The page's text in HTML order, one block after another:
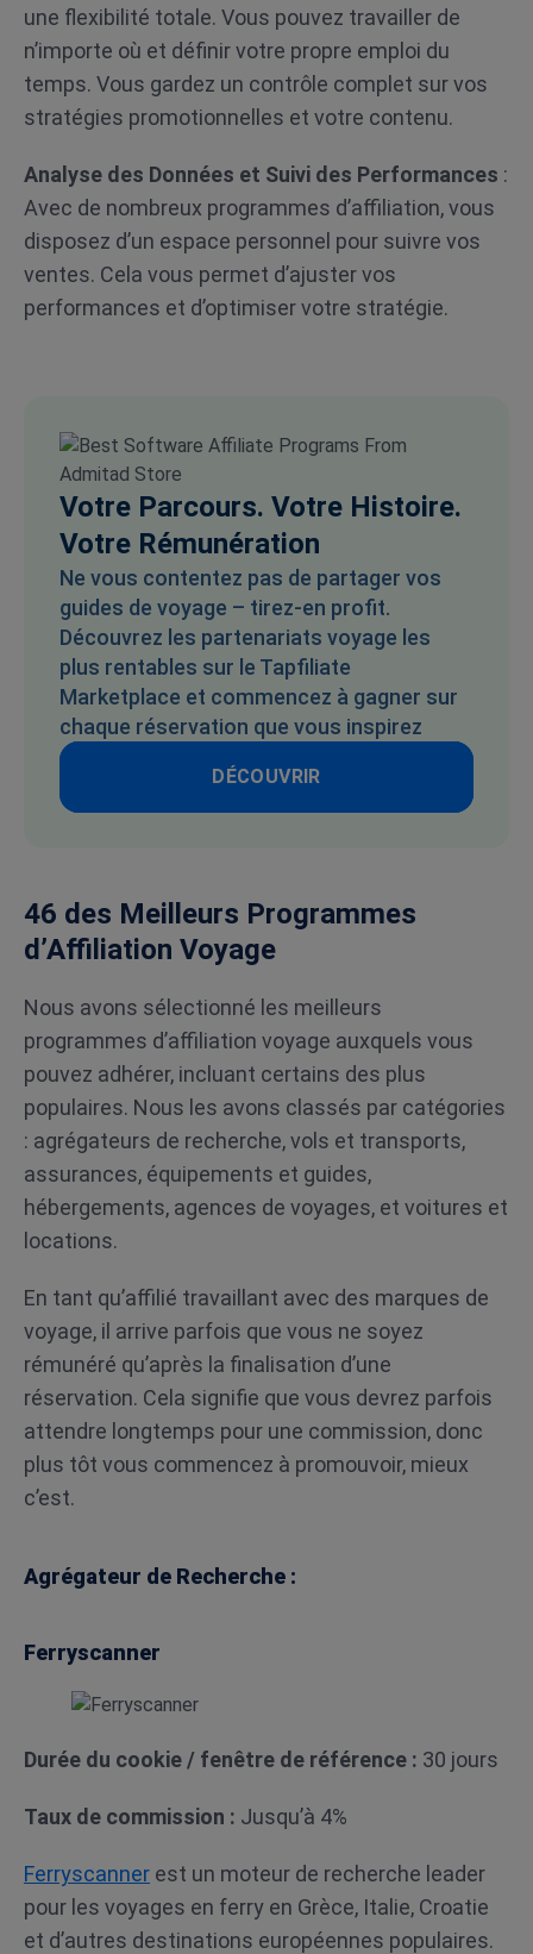
une flexibilité totale. Vous pouvez travailler de
n’importe où et définir votre propre emploi du
temps. Vous gardez un contrôle complet sur vos
stratégies promotionnelles et votre contenu.
Analyse des Données et Suivi des Performances :
Avec de nombreux programmes d’affiliation, vous
disposez d’un espace personnel pour suivre vos
ventes. Cela vous permet d’ajuster vos
performances et d’optimiser votre stratégie.
Votre Parcours. Votre Histoire.
Votre Rémunération
Ne vous contentez pas de partager vos
guides de voyage – tirez-en profit.
Découvrez les partenariats voyage les
plus rentables sur le Tapfiliate
Marketplace et commencez à gagner sur
chaque réservation que vous inspirez
DÉCOUVRIR
46 des Meilleurs Programmes
d’Affiliation Voyage
Nous avons sélectionné les meilleurs
programmes d’affiliation voyage auxquels vous
pouvez adhérer, incluant certains des plus
populaires. Nous les avons classés par catégories
: agrégateurs de recherche, vols et transports,
assurances, équipements et guides,
hébergements, agences de voyages, et voitures et
locations.
En tant qu’affilié travaillant avec des marques de
voyage, il arrive parfois que vous ne soyez
rémunéré qu’après la finalisation d’une
réservation. Cela signifie que vous devrez parfois
attendre longtemps pour une commission, donc
plus tôt vous commencez à promouvoir, mieux
c’est.
Agrégateur de Recherche :
Ferryscanner
Durée du cookie / fenêtre de référence : 30 jours
Taux de commission : Jusqu’à 4%
Ferryscanner est un moteur de recherche leader
pour les voyages en ferry en Grèce, Italie, Croatie
et d’autres destinations européennes populaires.